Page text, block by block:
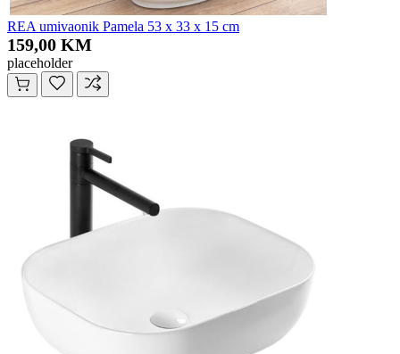
REA umivaonik Pamela 53 x 33 x 15 cm
159,00 KM
placeholder